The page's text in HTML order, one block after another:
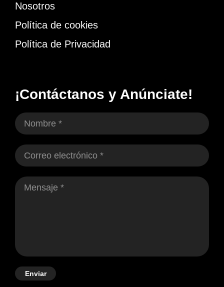
Nosotros
Política de cookies
Política de Privacidad
¡Contáctanos y Anúnciate!
Enviar